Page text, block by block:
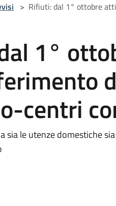
> Rifiuti: dal 1° ottobre
1°
centri
sia le utenze domestiche